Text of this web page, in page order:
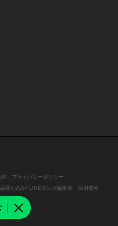
約
プライバシーポリシー
持ち込み/ LINEマンガ編集部
採用情報